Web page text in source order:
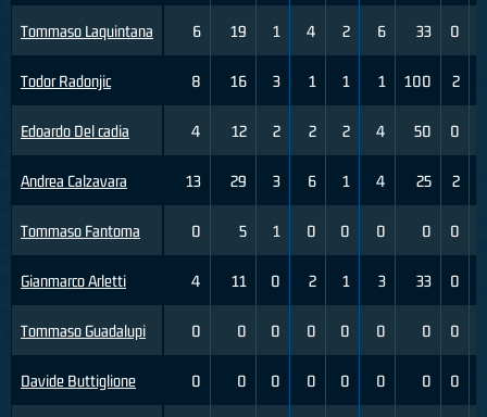
Tommaso Laquintana
Todor Radonjic
Edoardo Del cadia
Andrea Calzavara
Tommaso Fantoma
Gianmarco Arletti
Tommaso Guadalupi
Davide Buttiglione
6 19 1 4 2 6 33 0
8 16 3 1 1 1 100 2
4 12 2 2 2 4 50 0
13 29 3 6 1 4 25 2
0 5 1 0 0 0 0 0
4 11 0 2 1 3 33 0
0 0 0 0 0 0 0 0
0 0 0 0 0 0 0 0